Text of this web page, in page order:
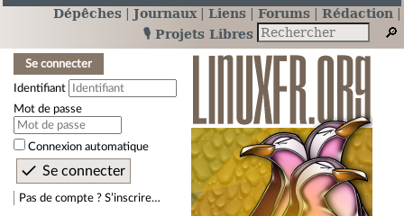
Dépêches Journaux Liens Forums
Rédaction
🎙️ Projets Libres
Se connecter
Identifiant
Mot de passe
Connexion automatique
Pas de compte ? S’inscrire…